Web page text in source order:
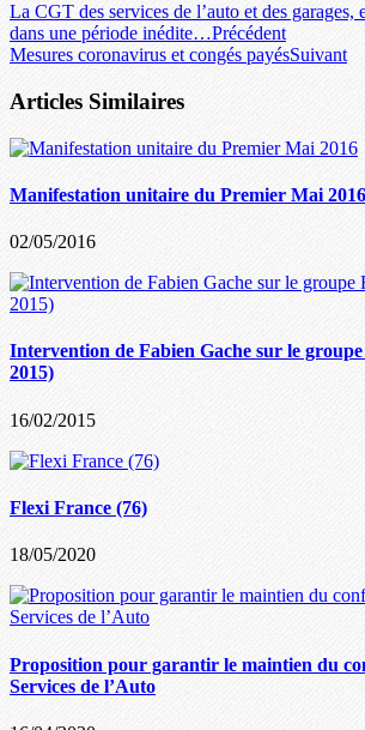
La CGT des services de l’auto et des garages,
dans une période inédite…Précédent
Mesures coronavirus et congés payésSuivant
Articles Similaires
Manifestation unitaire du Premier Mai 2016
02/05/2016
Intervention de Fabien Gache sur le
2015)
16/02/2015
Flexi France (76)
18/05/2020
Proposition pour garantir le maintien du
Services de l’Auto